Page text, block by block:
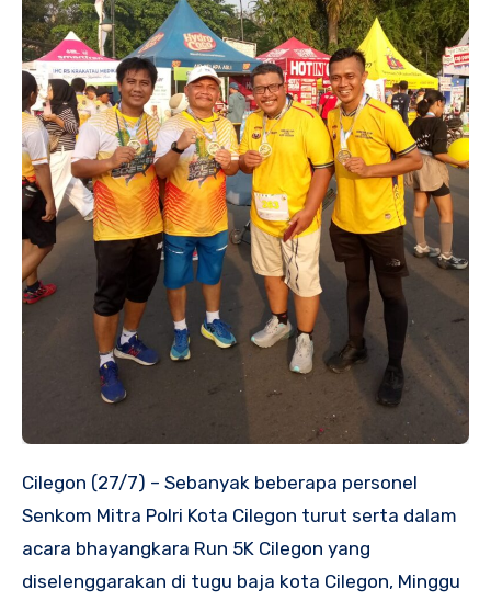
Cilegon (27/7) – Sebanyak beberapa personel
Senkom Mitra Polri Kota Cilegon turut serta dalam
acara bhayangkara Run 5K Cilegon yang
diselenggarakan di tugu baja kota Cilegon, Minggu